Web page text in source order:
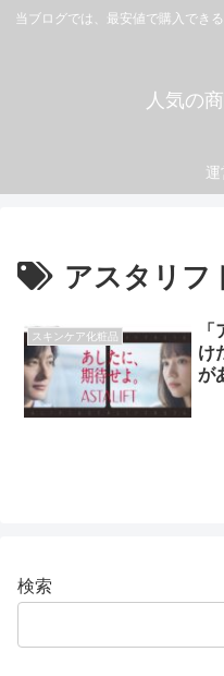
当ブログでは、最安値で購入でき
人気の
運
アスタリフ
スキンケア化粧品
け
が
検索